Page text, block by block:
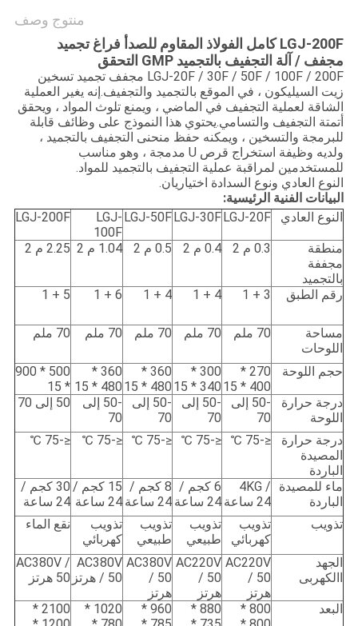
منتوج وصف
LGJ-200F كامل الفولاذ المقاوم للصدأ فراغ تجميد
مجفف / آلة التجفيف بالتجميد GMP التحقق
LGJ-20F / 30F / 50F / 100F / 200F مجفف تجميد تسخين
زيت السيليكون ، في الموقع بالتجميد والتجفيف.إنه يغير العملية
الشاقة لعملية التجفيف في الماضي ، ويمنع تلوث المواد ، ويحقق
أتمتة التجفيف والتسامي.يحتوي هذا النموذج على وظائف قابلة
للبرمجة والتسخين ، ويمكنه حفظ منحنى التجفيف بالتجميد ،
ولديه وظيفة استخراج قرص U مدمجة ، وهو مناسب
للمستخدمين لمراقبة عملية التجفيف بالتجميد للمواد.
النوع العادي ونوع السدادة اختياريان.
البيانات الفنية الرئيسية:
النوع العادي
LGJ-20F
LGJ-30F
LGJ-50F
LGJ-
100F
LGJ-200F
منطقة
مجففة
بالتجميد
0.3 م 2 0.4 م 2 0.5 م 2 1.04 م 2 2.25 م 2
رقم الطبق 3 + 1
4 + 1
4 + 1
6 + 1
5 + 1
مساحة
اللوحات
70 ملم 70 ملم 70 ملم 70 ملم 70 ملم
حجم اللوحة
270 *
400 * 15
300 *
340 * 15
360 *
480 * 15
360 *
480 * 15
500 * 900
* 15
درجة حرارة
اللوحة
-50 إلى
70
-50 إلى
70
-50 إلى
70
-50 إلى
70
50 إلى 70
درجة حرارة
المصيدة
الباردة
≤-75 ℃
≤-75 ℃
≤-75 ℃
≤-75 ℃
≤-75 ℃
ماء للمصيدة
الباردة
4KG /
24 ساعة
6 كجم /
24 ساعة
8 كجم /
24 ساعة
15 كجم /
24 ساعة
30 كجم /
24 ساعة
تذويب
تذويب
كهربائي
تذويب
طبيعي
تذويب
طبيعي
تذويب
كهربائي
نقع الماء
الجهد
االكهربى
AC220V
/ 50
هرتز
AC220V
/ 50
هرتز
AC380V
/ 50
هرتز
AC380V
/ 50 هرتز
AC380V /
50 هرتز
البعد
800 *
880 *
960 *
1020 *
2100 *